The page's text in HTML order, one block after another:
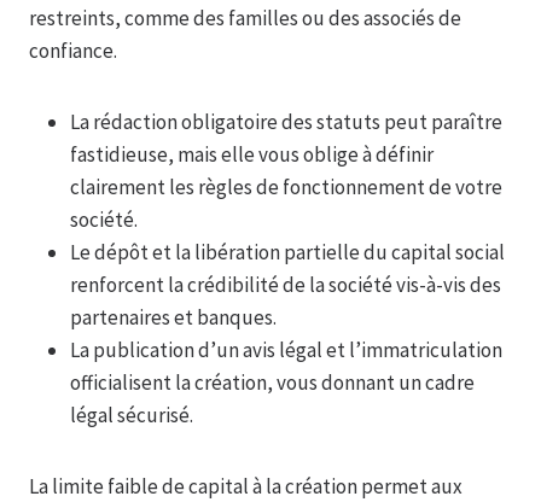
restreints, comme des familles ou des associés de
confiance.
La rédaction obligatoire des statuts peut paraître
fastidieuse, mais elle vous oblige à définir
clairement les règles de fonctionnement de votre
société.
Le dépôt et la libération partielle du capital social
renforcent la crédibilité de la société vis-à-vis des
partenaires et banques.
La publication d’un avis légal et l’immatriculation
officialisent la création, vous donnant un cadre
légal sécurisé.
La limite faible de capital à la création permet aux